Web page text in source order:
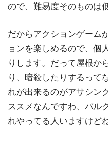
ので、難易度そのものは
だからアクションゲーム
ョンを楽しめるので、個
りします。だって屋根か
り、暗殺したりするって
れが出来るのがアサシン
ススメなんですわ、パル
れやってる人いますけど